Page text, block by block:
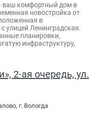
ваш комфортный дом в
новостройка от
в
улицей Ленинградская.
планировки,
инфраструктуру,
2-ая очередь, ул.
г. Вологда